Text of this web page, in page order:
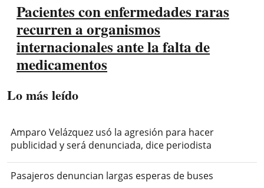
Pacientes con enfermedades raras
recurren a organismos
internacionales ante la falta de
medicamentos
Lo más leído
Amparo Velázquez usó la agresión para hacer
publicidad y será denunciada, dice periodista
Pasajeros denuncian largas esperas de buses